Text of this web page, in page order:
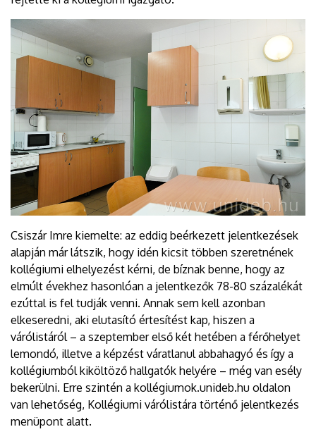
Csiszár Imre kiemelte: az eddig beérkezett jelentkezések
alapján már látszik, hogy idén kicsit többen szeretnének
kollégiumi elhelyezést kérni, de bíznak benne, hogy az
elmúlt évekhez hasonlóan a jelentkezők 78-80 százalékát
ezúttal is fel tudják venni. Annak sem kell azonban
elkeseredni, aki elutasító értesítést kap, hiszen a
várólistáról – a szeptember első két hetében a férőhelyet
lemondó, illetve a képzést váratlanul abbahagyó és így a
kollégiumból kiköltöző hallgatók helyére – még van esély
bekerülni. Erre szintén a kollégiumok.unideb.hu oldalon
van lehetőség, Kollégiumi várólistára történő jelentkezés
menüpont alatt.